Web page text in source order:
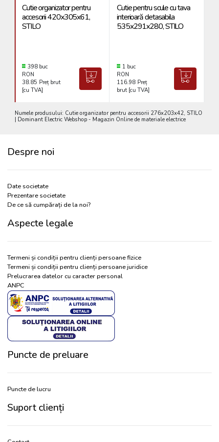
Cutie organizator pentru
accesorii 420x305x61,
STILO
398 buc
RON
38.85 Preț brut
[cu TVA]
Cutie pentru scule cu tava
interioară detasabila
535x291x280, STILO
1 buc
RON
116.98 Preț
brut [cu TVA]
Numele produsului: Cutie organizator pentru accesorii 276x203x42, STILO
| Dominant Electric Webshop - Magazin Online de materiale electrice
Despre noi
Date societate
Prezentare societate
De ce să cumpărați de la noi?
Aspecte legale
Termeni și condiții pentru clienți persoane fizice
Termeni și condiții pentru clienți persoane juridice
Prelucrarea datelor cu caracter personal
ANPC
Puncte de preluare
Puncte de lucru
Suport clienți